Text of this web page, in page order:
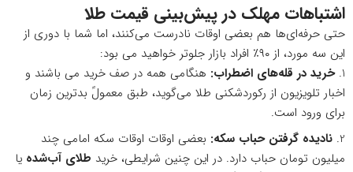
اشتباهات مهلک در پیش‌بینی قیمت طلا
حتی حرفه‌ای‌ها هم بعضی اوقات نادرست می‌کنند، اما شما با دوری از
این سه مورد، از ۹۰٪ افراد بازار جلوتر خواهید می بود:
خرید در قله‌های اضطراب: هنگامی همه در صف خرید می باشند و
اخبار تلویزیون از رکوردشکنی طلا می‌گوید، طبق معمولً بدترین زمان
برای ورود است.
نادیده گرفتن حباب سکه: بعضی اوقات اوقات سکه امامی چند
میلیون تومان حباب دارد. در این چنین شرایطی، خرید طلای آب‌شده یا